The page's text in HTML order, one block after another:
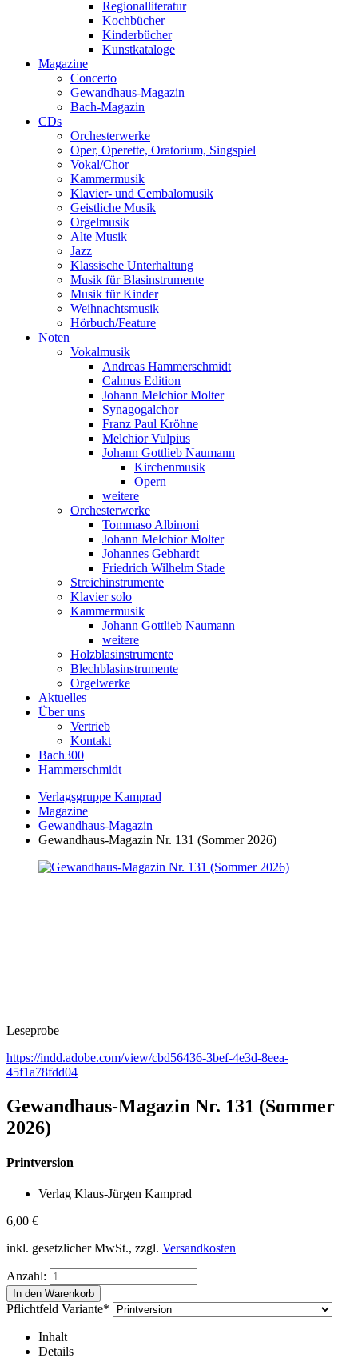
Regionalliteratur
Kochbücher
Kinderbücher
Kunstkataloge
Magazine
Concerto
Gewandhaus-Magazin
Bach-Magazin
CDs
Orchesterwerke
Oper, Operette, Oratorium, Singspiel
Vokal/Chor
Kammermusik
Klavier- und Cembalomusik
Geistliche Musik
Orgelmusik
Alte Musik
Jazz
Klassische Unterhaltung
Musik für Blasinstrumente
Musik für Kinder
Weihnachtsmusik
Hörbuch/Feature
Noten
Vokalmusik
Andreas Hammerschmidt
Calmus Edition
Johann Melchior Molter
Synagogalchor
Franz Paul Kröhne
Melchior Vulpius
Johann Gottlieb Naumann
Kirchenmusik
Opern
weitere
Orchesterwerke
Tommaso Albinoni
Johann Melchior Molter
Johannes Gebhardt
Friedrich Wilhelm Stade
Streichinstrumente
Klavier solo
Kammermusik
Johann Gottlieb Naumann
weitere
Holzblasinstrumente
Blechblasinstrumente
Orgelwerke
Aktuelles
Über uns
Vertrieb
Kontakt
Bach300
Hammerschmidt
Verlagsgruppe Kamprad
Magazine
Gewandhaus-Magazin
Gewandhaus-Magazin Nr. 131 (Sommer 2026)
Leseprobe
https://indd.adobe.com/view/cbd56436-3bef-4e3d-8eea-
45f1a78fdd04
Gewandhaus-Magazin Nr. 131 (Sommer
2026)
Printversion
Verlag Klaus-Jürgen Kamprad
6,00 €
inkl. gesetzlicher MwSt., zzgl. Versandkosten
Anzahl:
Pflichtfeld Variante*
Inhalt
Details